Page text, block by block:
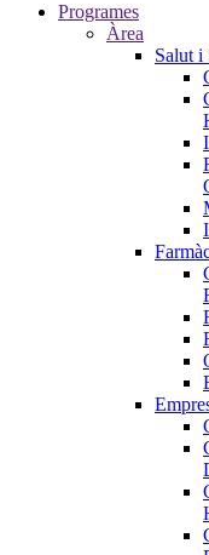
Programes
Àrea
Salut i